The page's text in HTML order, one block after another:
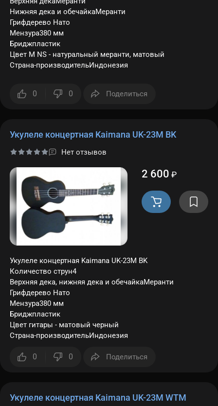
Нижняя дека и обечайкаМеранти
Грифдерево Нато
Мензура380 мм
Бриджпластик
Цвет M NS - натуральный меранти, матовый
Страна-производительИндонезия
0 0 Поделиться
Укулеле концертная Kaimana UK-23M BK
Нет отзывов
2 600 ₽
Укулеле концертная Kaimana UK-23M BK
Количество струн4
Верхняя дека, нижняя дека и обечайкаМеранти
Грифдерево Нато
Мензура380 мм
Бриджпластик
Цвет гитары - матовый черный
Страна-производительИндонезия
0 0 Поделиться
Укулеле концертная Kaimana UK-23M WTM